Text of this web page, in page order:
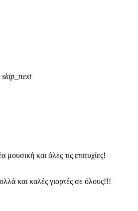
skip_next
μουσική και όλες τις επιτυχίες!
και καλές γιορτές σε όλους!!!